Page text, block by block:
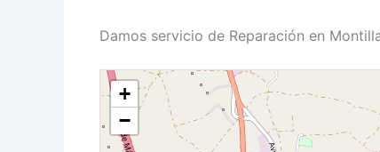
Damos servicio de Reparación en
+
−